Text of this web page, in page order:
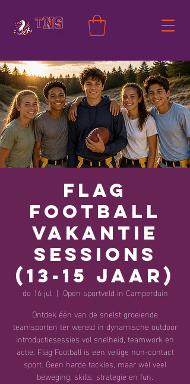
Flag
Football
Vakantie
Sessions
(13-15 jaar)
do 16 jul
  |
Open sportveld in Camperduin
Ontdek één van de snelst groeiende
teamsporten ter wereld in dynamische outdoor
introductiesessies vol snelheid, teamwork en
actie. Flag Football is een veilige non-contact
sport. Geen harde tackles, maar wél veel
beweging, skills, strategie en fun.